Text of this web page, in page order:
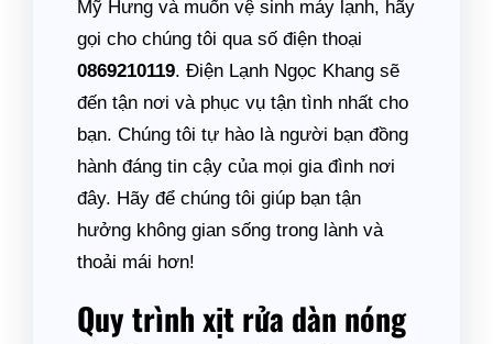
Mỹ Hưng và muốn vệ sinh máy lạnh, hãy
gọi cho chúng tôi qua số điện thoại
0869210119. Điện Lạnh Ngọc Khang sẽ
đến tận nơi và phục vụ tận tình nhất cho
bạn. Chúng tôi tự hào là người bạn đồng
hành đáng tin cậy của mọi gia đình nơi
đây. Hãy để chúng tôi giúp bạn tận
hưởng không gian sống trong lành và
thoải mái hơn!
Quy trình xịt rửa dàn nóng